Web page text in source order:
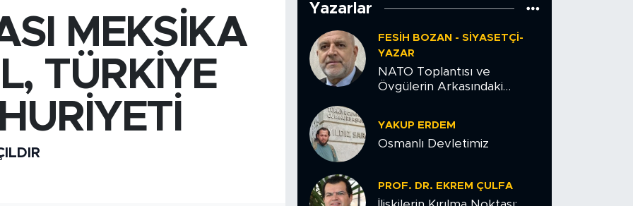
MEKSİKA
TÜRKİYE
Yazarlar
FESIH BOZAN - SIYASETÇI-
YAZAR
NATO Toplantısı ve
Övgülerin Arkasındaki
YAKUP ERDEM
Osmanlı Devletimiz
PROF. DR. EKREM ÇULFA